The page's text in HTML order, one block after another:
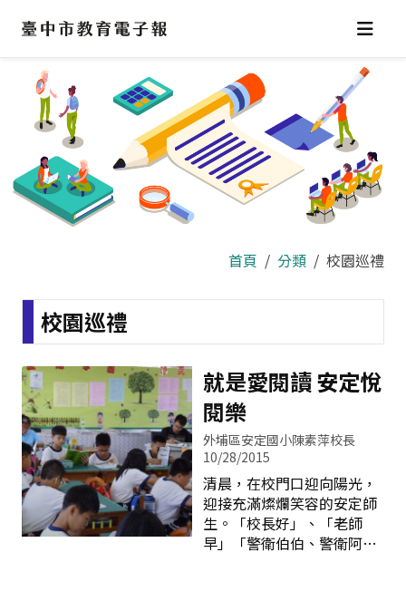
區
首頁 分類 校園巡禮
校園巡禮
就是愛閱讀 安定悅
閱樂
外埔區安定國小陳素萍校長
10/28/2015
清晨，在校門口迎向陽光，
迎接充滿燦爛笑容的安定師
生。「校長好」、「老師
早」「警衛伯伯、警衛阿姨